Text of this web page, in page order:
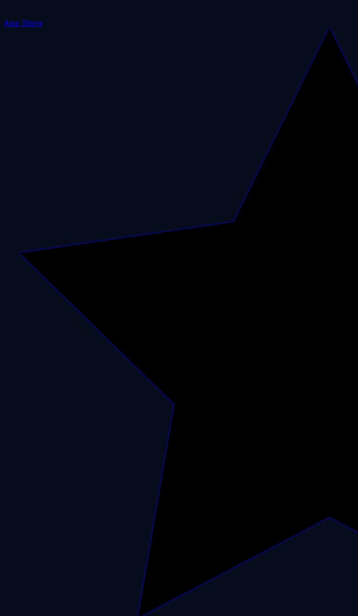
App Store